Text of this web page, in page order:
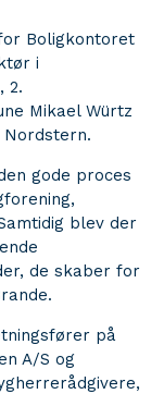
Boligkontoret
i
2.
Mikael Würtz
gode proces
blev der
de skaber for
på
A/S og